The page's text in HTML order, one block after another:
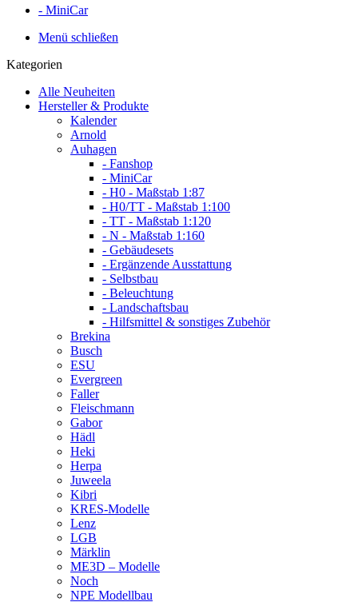
- MiniCar
Menü schließen
Kategorien
Alle Neuheiten
Hersteller & Produkte
Kalender
Arnold
Auhagen
- Fanshop
- MiniCar
- H0 - Maßstab 1:87
- H0/TT - Maßstab 1:100
- TT - Maßstab 1:120
- N - Maßstab 1:160
- Gebäudesets
- Ergänzende Ausstattung
- Selbstbau
- Beleuchtung
- Landschaftsbau
- Hilfsmittel & sonstiges Zubehör
Brekina
Busch
ESU
Evergreen
Faller
Fleischmann
Gabor
Hädl
Heki
Herpa
Juweela
Kibri
KRES-Modelle
Lenz
LGB
Märklin
ME3D – Modelle
Noch
NPE Modellbau